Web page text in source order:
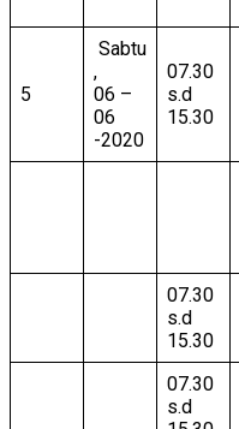
5
Sabtu
,
06 –
06
-2020
07.30
s.d
15.30
07.30
s.d
15.30
07.30
s.d